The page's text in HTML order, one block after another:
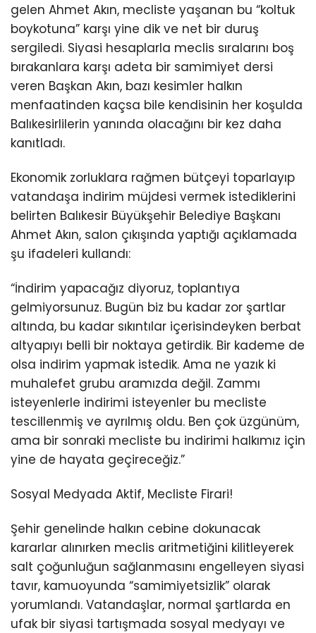
gelen Ahmet Akın, mecliste yaşanan bu “koltuk
boykotuna” karşı yine dik ve net bir duruş
sergiledi. Siyasi hesaplarla meclis sıralarını boş
bırakanlara karşı adeta bir samimiyet dersi
veren Başkan Akın, bazı kesimler halkın
menfaatinden kaçsa bile kendisinin her koşulda
Balıkesirlilerin yanında olacağını bir kez daha
kanıtladı.
Ekonomik zorluklara rağmen bütçeyi toparlayıp
vatandaşa indirim müjdesi vermek istediklerini
belirten Balıkesir Büyükşehir Belediye Başkanı
Ahmet Akın, salon çıkışında yaptığı açıklamada
şu ifadeleri kullandı:
“İndirim yapacağız diyoruz, toplantıya
gelmiyorsunuz. Bugün biz bu kadar zor şartlar
altında, bu kadar sıkıntılar içerisindeyken berbat
altyapıyı belli bir noktaya getirdik. Bir kademe de
olsa indirim yapmak istedik. Ama ne yazık ki
muhalefet grubu aramızda değil. Zammı
isteyenlerle indirimi isteyenler bu mecliste
tescillenmiş ve ayrılmış oldu. Ben çok üzgünüm,
ama bir sonraki mecliste bu indirimi halkımız için
yine de hayata geçireceğiz.”
Sosyal Medyada Aktif, Mecliste Firari!
Şehir genelinde halkın cebine dokunacak
kararlar alınırken meclis aritmetiğini kilitleyerek
salt çoğunluğun sağlanmasını engelleyen siyasi
tavır, kamuoyunda “samimiyetsizlik” olarak
yorumlandı. Vatandaşlar, normal şartlarda en
ufak bir siyasi tartışmada sosyal medyayı ve